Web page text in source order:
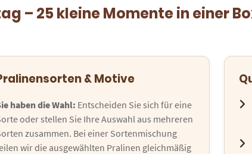
– 25 kleine Momente in einer
& Motive
haben die Wahl: Entscheiden Sie sich für eine
oder stellen Sie Ihre Auswahl aus mehreren
zusammen. Bei einer Sortenmischung
wir die ausgewählten Pralinen gleichmäßig